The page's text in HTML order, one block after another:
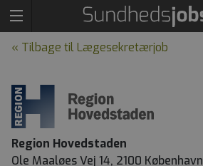
« Tilbage til Lægesekretærjob
Region Hovedstaden
Ole Maaløes Vej 14, 2100 København